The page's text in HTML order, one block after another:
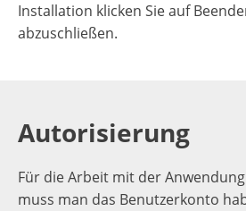
Installation klicken Sie auf
abzuschließen.
Autorisierung
Für die Arbeit mit der
muss man das Benutzerkonto